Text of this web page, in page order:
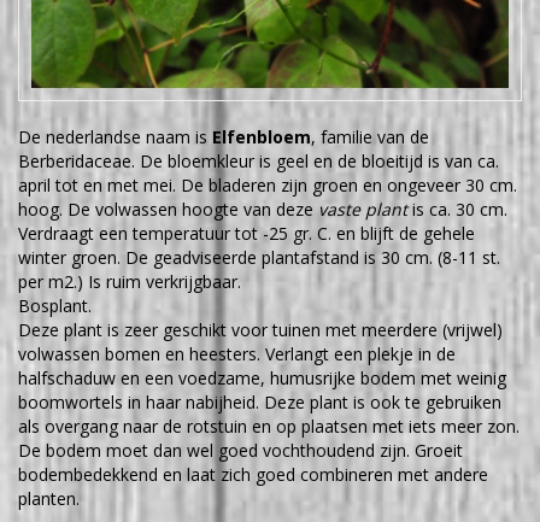
De nederlandse naam is Elfenbloem, familie van de
Berberidaceae. De bloemkleur is geel en de bloeitijd is van ca.
april tot en met mei. De bladeren zijn groen en ongeveer 30 cm.
hoog. De volwassen hoogte van deze vaste plantis ca. 30 cm.
Verdraagt een temperatuur tot -25 gr. C. en blijft de gehele
winter groen. De geadviseerde plantafstand is 30 cm. (8-11 st.
per m2.) Is ruim verkrijgbaar.
Bosplant.
Deze plant is zeer geschikt voor tuinen met meerdere (vrijwel)
volwassen bomen en heesters. Verlangt een plekje in de
halfschaduw en een voedzame, humusrijke bodem met weinig
boomwortels in haar nabijheid. Deze plant is ook te gebruiken
als overgang naar de rotstuin en op plaatsen met iets meer zon.
De bodem moet dan wel goed vochthoudend zijn. Groeit
bodembedekkend en laat zich goed combineren met andere
planten.